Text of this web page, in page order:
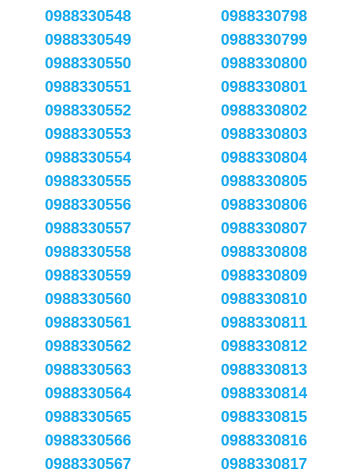
0988330548
0988330549
0988330550
0988330551
0988330552
0988330553
0988330554
0988330555
0988330556
0988330557
0988330558
0988330559
0988330560
0988330561
0988330562
0988330563
0988330564
0988330565
0988330566
0988330567
0988330798
0988330799
0988330800
0988330801
0988330802
0988330803
0988330804
0988330805
0988330806
0988330807
0988330808
0988330809
0988330810
0988330811
0988330812
0988330813
0988330814
0988330815
0988330816
0988330817